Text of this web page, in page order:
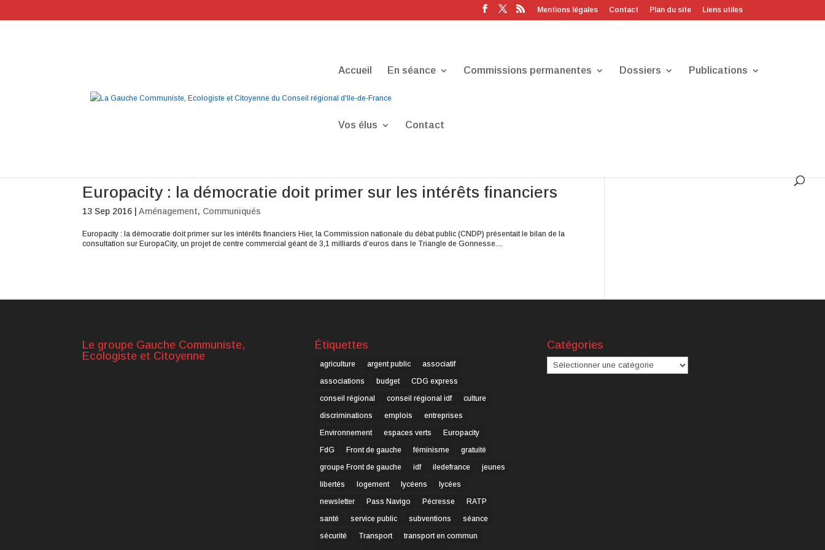
Mentions légales Contact Plan du site Liens utiles
Accueil En séance Commissions permanentes Dossiers Publications
Vos élus Contact
Europacity : la démocratie doit primer sur les intérêts financiers
13 Sep 2016 |Aménagement, Communiqués
Europacity : la démocratie doit primer sur les intérêts financiers Hier, la Commission nationale du débat public (CNDP) présentait le bilan de la
consultation sur EuropaCity, un projet de centre commercial géant de 3,1 milliards d’euros dans le Triangle de Gonnesse....
Le groupe Gauche Communiste,
Ecologiste et Citoyenne
Étiquettes
agriculture argent public
associatif
associations
budget
CDG express
conseil régional
conseil régional idf
culture
discriminations
emplois
entreprises
Environnement
espaces verts
Europacity
FdG
Front de gauche féminisme
gratuité
groupe Front de gauche
idf iledefrance
jeunes
libertés
logement lycéens
lycées
newsletter
Pass Navigo Pécresse
RATP
santé
service public subventions
séance
sécurité
Transport
transport en commun
Catégories
Catégories